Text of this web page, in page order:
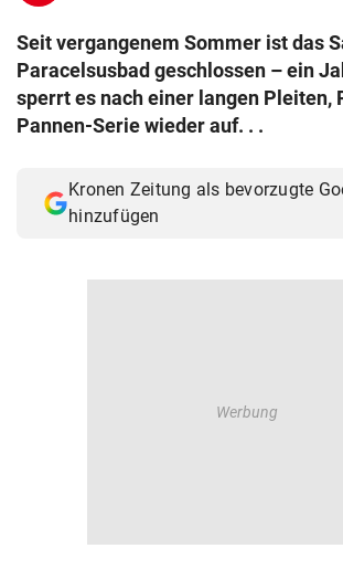
search
eingeben
Muthgasse 2, 1190 Wien
Seit vergangenem Sommer ist das
Paracelsusbad geschlossen – ein
sperrt es nach einer langen Pleiten,
Pannen-Serie wieder auf. . .
Kronen Zeitung als bevorzugte
hinzufügen